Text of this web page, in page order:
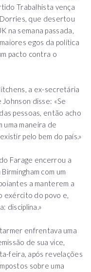
Trabalhista vença
que desertou
na semana passada,
egos da política
pacto contra o
a ex-secretária
disse: «Se
pessoas, então acho
uma maneira de
pelo bem do país.»
Farage encerrou a
com um
a manterem a
exército do povo e,
disciplina.»
enfrentava uma
de sua vice,
feira, após revelações
sobre uma